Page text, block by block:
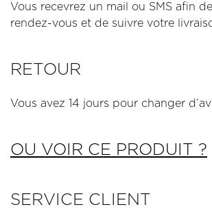
Vous recevrez un mail ou SMS afin
rendez-vous et de suivre votre
RETOUR
Vous avez 14 jours pour changer
OU VOIR CE PRODUIT ?
SERVICE CLIENT